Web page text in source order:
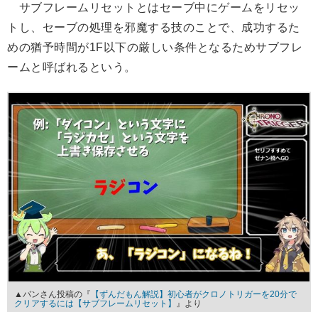
サブフレームリセットとはセーブ中にゲームをリセッ
トし、セーブの処理を邪魔する技のことで、成功するた
めの猶予時間が1F以下の厳しい条件となるためサブフレ
ームと呼ばれるという。
▲バンさん投稿の『 【ずんだもん解説】初心者がクロノトリガーを20分で
クリアするには【サブフレームリセット】
』より